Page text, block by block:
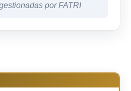
por FATRI